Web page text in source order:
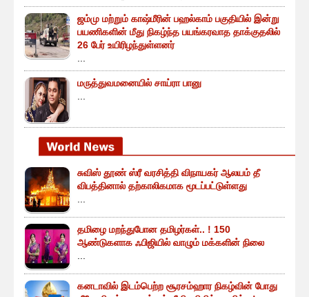
ஜம்மு மற்றும் காஷ்மீரின் பஹல்காம் பகுதியில் இன்று
பயணிகளின் மீது நிகழ்ந்த பயங்கரவாத தாக்குதலில்
26 பேர் உயிரிழந்துள்ளனர்
மருத்துவமனையில் சாய்ரா பானு
சுவிஸ் தூண் ஸ்ரீ வரசித்தி விநாயகர் ஆலயம் தீ
விபத்தினால் தற்காலிகமாக மூடப்பட்டுள்ளது
தமிழை மறந்துபோன தமிழர்கள்.. ! 150
ஆண்டுகளாக ஃபிஜியில் வாழும் மக்களின் நிலை
கனடாவில் இடம்பெற்ற சூரசம்ஹார நிகழ்வின் போது